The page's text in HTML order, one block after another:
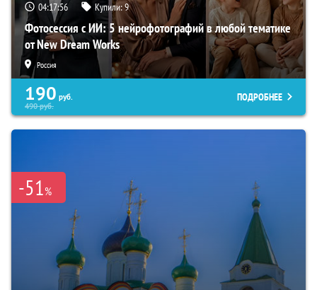
04:17:55 Купили:9
Фотосессия с ИИ: 5 нейрофотографий в любой тематике
от New Dream Works
Россия
190 руб.
490руб.
ПОДРОБНЕЕ
-51%